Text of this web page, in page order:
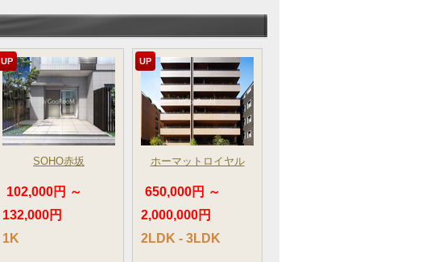
UP
SOHO赤坂
102,000円 ～
132,000円
1K
UP
ホーマットロイヤル
650,000円 ～
2,000,000円
2LDK - 3LDK